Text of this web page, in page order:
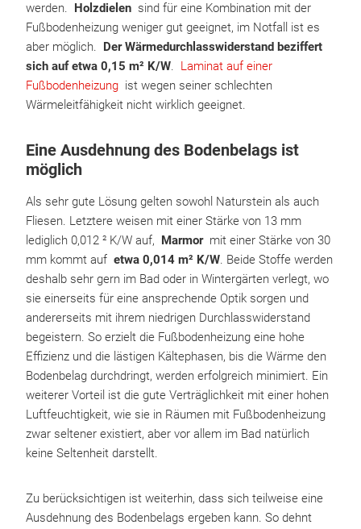
werden. Holzdielen sind für eine Kombination mit der
Fußbodenheizung weniger gut geeignet, im Notfall ist es
aber möglich. Der Wärmedurchlasswiderstand beziffert
sich auf etwa 0,15 m² K/W. Laminat auf einer
Fußbodenheizung ist wegen seiner schlechten
Wärmeleitfähigkeit nicht wirklich geeignet.
Eine Ausdehnung des Bodenbelags ist
möglich
Als sehr gute Lösung gelten sowohl Naturstein als auch
Fliesen. Letztere weisen mit einer Stärke von 13 mm
lediglich 0,012 ² K/W auf, Marmormit einer Stärke von 30
mm kommt auf etwa 0,014 m² K/W. Beide Stoffe werden
deshalb sehr gern im Bad oder in Wintergärten verlegt, wo
sie einerseits für eine ansprechende Optik sorgen und
andererseits mit ihrem niedrigen Durchlasswiderstand
begeistern. So erzielt die Fußbodenheizung eine hohe
Effizienz und die lästigen Kältephasen, bis die Wärme den
Bodenbelag durchdringt, werden erfolgreich minimiert. Ein
weiterer Vorteil ist die gute Verträglichkeit mit einer hohen
Luftfeuchtigkeit, wie sie in Räumen mit Fußbodenheizung
zwar seltener existiert, aber vor allem im Bad natürlich
keine Seltenheit darstellt.
Zu berücksichtigen ist weiterhin, dass sich teilweise eine
Ausdehnung des Bodenbelags ergeben kann. So dehnt